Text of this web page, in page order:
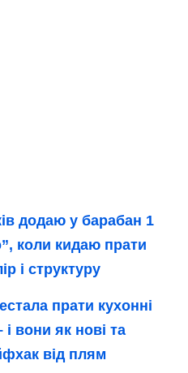
додаю у барабан 1
коли кидаю прати
і структуру
прати кухонні
вони як нові та
від плям